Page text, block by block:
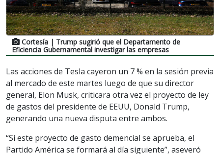
Cortesía | Trump sugirió que el Departamento de
Eficiencia Gubernamental investigar las empresas
Las acciones de Tesla cayeron un 7 % en la sesión previa
al mercado de este martes luego de que su director
general, Elon Musk, criticara otra vez el proyecto de ley
de gastos del presidente de EEUU, Donald Trump,
generando una nueva disputa entre ambos.
“Si este proyecto de gasto demencial se aprueba, el
Partido América se formará al día siguiente”, aseveró